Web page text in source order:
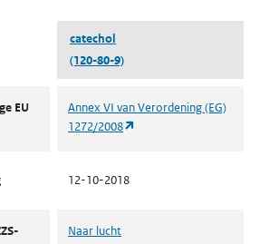
catechol
(120-80-9)
EU
Annex VI van Verordening (EG)
1272/2008
12-10-2018
Naar lucht